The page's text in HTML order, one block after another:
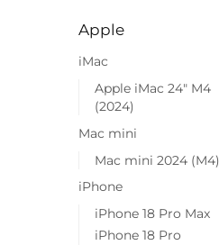
Apple
iMac
Apple iMac 24" M4
(2024)
Mac mini
Mac mini 2024 (M4)
iPhone
iPhone 18 Pro Max
iPhone 18 Pro